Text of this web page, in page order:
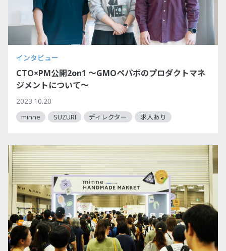
インタビュー
CTO×PM公開2on1 〜GMOペパボのプロダクトマネ
ジメントについて〜
2023.10.20
minne SUZURI ディレクター 求人あり